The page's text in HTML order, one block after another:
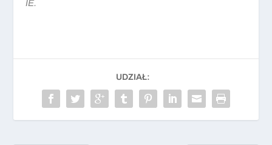
IE.
UDZIAŁ: